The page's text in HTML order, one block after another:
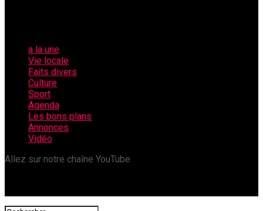
a la une
Vie locale
Faits divers
Culture
Sport
Agenda
Les bons plans
Annonces
Vidéo
Allez sur notre chaîne YouTube